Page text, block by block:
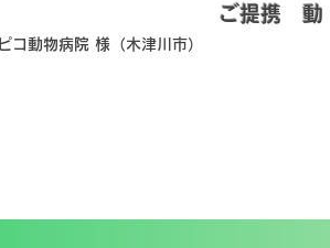
ご提携
​ピコ動物病院 様（木津川市）